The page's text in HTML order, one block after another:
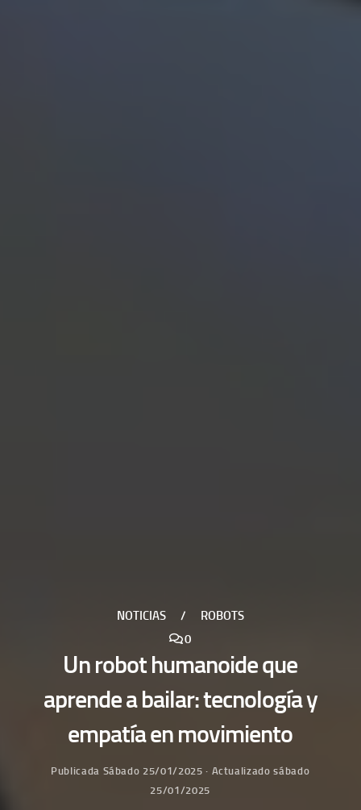
NOTICIAS /
ROBOTS
0
Un robot humanoide que
aprende a bailar: tecnología y
empatía en movimiento
Publicada Sábado 25/01/2025 · Actualizadosábado
25/01/2025